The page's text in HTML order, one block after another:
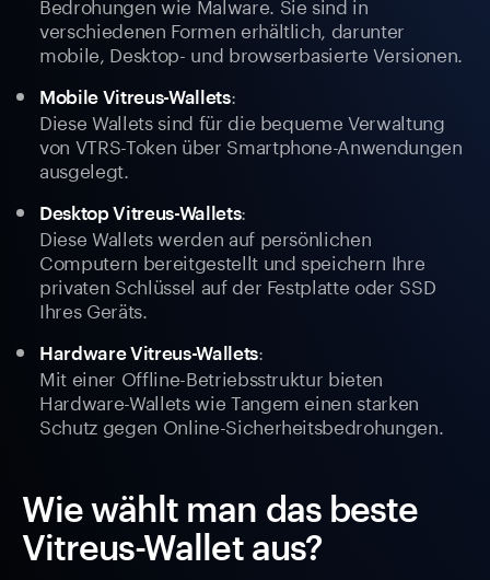
verschiedenen Formen erhältlich, darunter
mobile, Desktop- und browserbasierte Versionen.
Mobile Vitreus-Wallets:
Diese Wallets sind für die bequeme Verwaltung
von VTRS-Token über Smartphone-Anwendungen
ausgelegt.
Desktop Vitreus-Wallets:
Diese Wallets werden auf persönlichen
Computern bereitgestellt und speichern Ihre
privaten Schlüssel auf der Festplatte oder SSD
Ihres Geräts.
Hardware Vitreus-Wallets:
Mit einer Offline-Betriebsstruktur bieten
Hardware-Wallets wie Tangem einen starken
Schutz gegen Online-Sicherheitsbedrohungen.
Wie wählt man das beste
Vitreus-Wallet aus?